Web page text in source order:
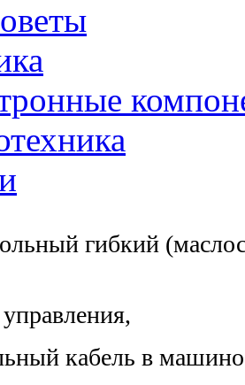
гибкий
кабель в